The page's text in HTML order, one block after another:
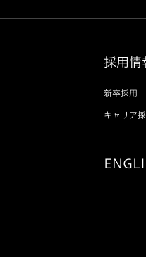
採用情
新卒採用
キャリア